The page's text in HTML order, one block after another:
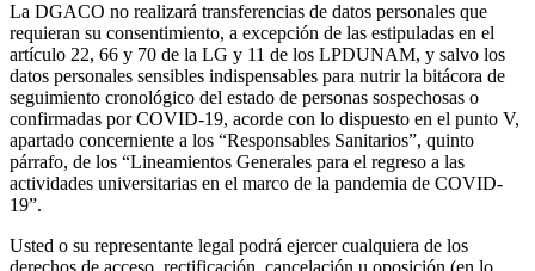
La DGACO no realizará transferencias de datos personales que
requieran su consentimiento, a excepción de las estipuladas en el
artículo 22, 66 y 70 de la LG y 11 de los LPDUNAM, y salvo los
datos personales sensibles indispensables para nutrir la bitácora de
seguimiento cronológico del estado de personas sospechosas o
confirmadas por COVID-19, acorde con lo dispuesto en el punto V,
apartado concerniente a los “Responsables Sanitarios”, quinto
párrafo, de los “Lineamientos Generales para el regreso a las
actividades universitarias en el marco de la pandemia de COVID-
19”.
Usted o su representante legal podrá ejercer cualquiera de los